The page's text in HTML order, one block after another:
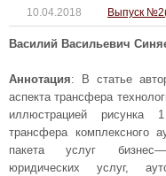
10.04.2018 Выпуск
Василий Васильевич
Аннотация: В статье
аспекта трансфера
иллюстрацией рисунка
трансфера комплексного
пакета услуг
юридических услуг,